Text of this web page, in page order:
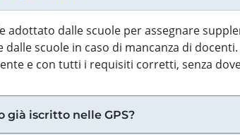
dalle scuole per assegnare
scuole in caso di mancanza di
e con tutti i requisiti corretti, senza
già iscritto nelle GPS?